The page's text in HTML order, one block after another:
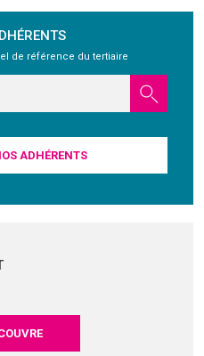
de référence du tertiaire
ADHÉRENTS